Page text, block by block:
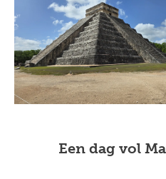
Een dag vol